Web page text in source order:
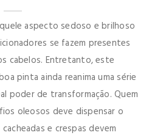
aspecto sedoso e brilhoso
se fazem presentes
cabelos. Entretanto, este
pinta ainda reanima uma série
poder de transformação. Quem
oleosos deve dispensar o
e crespas devem